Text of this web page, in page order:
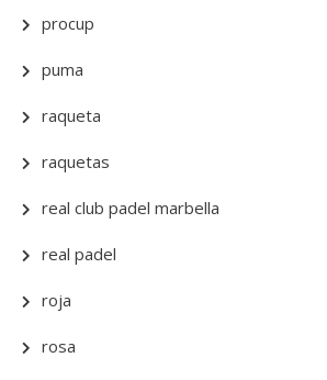
procup
puma
raqueta
raquetas
real club padel marbella
real padel
roja
rosa